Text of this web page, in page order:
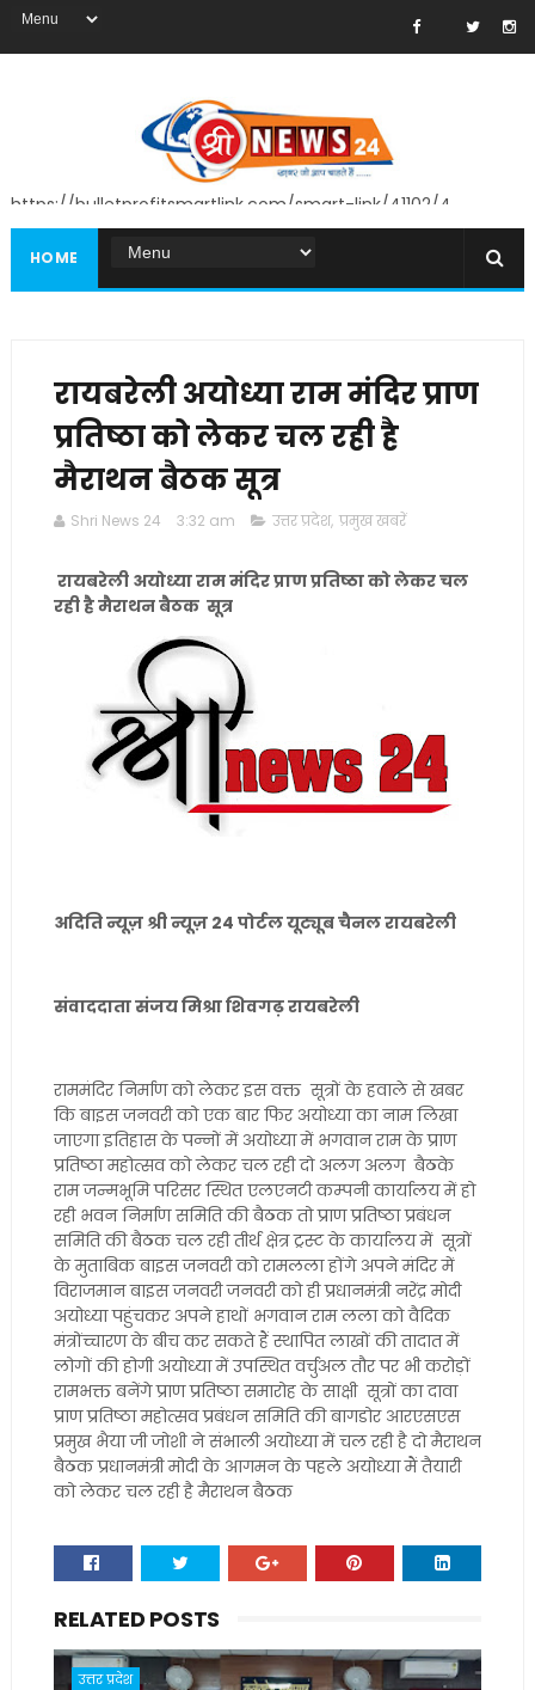
https://bulletprofitsmartlink.com/smart-link/41102/4
HOME
रायबरेली अयोध्या राम मंदिर प्राण
प्रतिष्ठा को लेकर चल रही है
मैराथन बैठक सूत्र
Shri News 24 3:32 am उत्तर प्रदेश, प्रमुख खबरें
रायबरेली अयोध्या राम मंदिर प्राण प्रतिष्ठा को लेकर चल
रही है मैराथन बैठक सूत्र
अदिति न्यूज़ श्री न्यूज़ 24 पोर्टल यूट्यूब चैनल रायबरेली
संवाददाता संजय मिश्रा शिवगढ़ रायबरेली
राममंदिर निर्माण को लेकर इस वक्त सूत्रों के हवाले से खबर
कि बाइस जनवरी को एक बार फिर अयोध्या का नाम लिखा
जाएगा इतिहास के पन्नों में अयोध्या में भगवान राम के प्राण
प्रतिष्ठा महोत्सव को लेकर चल रही दो अलग अलग बैठके
राम जन्मभूमि परिसर स्थित एलएनटी कम्पनी कार्यालय में हो
रही भवन निर्माण समिति की बैठक तो प्राण प्रतिष्ठा प्रबंधन
समिति की बैठक चल रही तीर्थ क्षेत्र ट्रस्ट के कार्यालय में सूत्रों
के मुताबिक बाइस जनवरी को रामलला होंगे अपने मंदिर में
विराजमान बाइस जनवरी जनवरी को ही प्रधानमंत्री नरेंद्र मोदी
अयोध्या पहुंचकर अपने हाथों भगवान राम लला को वैदिक
मंत्रोंच्चारण के बीच कर सकते हैं स्थापित लाखों की तादात में
लोगों की होगी अयोध्या में उपस्थित वर्चुअल तौर पर भी करोड़ों
रामभक्त बनेंगे प्राण प्रतिष्ठा समारोह के साक्षी सूत्रों का दावा
प्राण प्रतिष्ठा महोत्सव प्रबंधन समिति की बागडोर आरएसएस
प्रमुख भैया जी जोशी ने संभाली अयोध्या में चल रही है दो मैराथन
बैठक प्रधानमंत्री मोदी के आगमन के पहले अयोध्या मैं तैयारी
को लेकर चल रही है मैराथन बैठक
RELATED POSTS
उत्तर प्रदेश